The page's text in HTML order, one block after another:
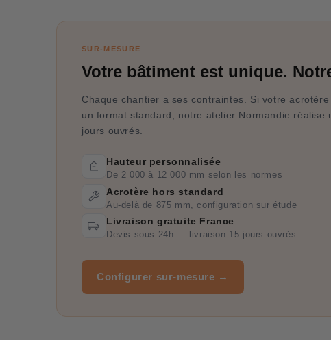
SUR-MESURE
Votre bâtiment est unique.
Chaque chantier a ses contraintes. Si votre
un format standard, notre atelier Normandie
jours ouvrés.
Hauteur personnalisée
De 2 000 à 12 000 mm selon les normes
Acrotère hors standard
Au-delà de 875 mm, configuration sur étude
Livraison gratuite France
Devis sous 24h — livraison 15 jours ouvrés
Configurer sur-mesure →